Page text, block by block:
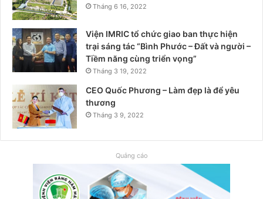
Tháng 6 16, 2022
Viện IMRIC tổ chức giao ban thực hiện
trại sáng tác “Bình Phước – Đất và người –
Tiềm năng cùng triển vọng”
Tháng 3 19, 2022
CEO Quốc Phương – Làm đẹp là để yêu
thương
Tháng 3 9, 2022
Quảng cáo